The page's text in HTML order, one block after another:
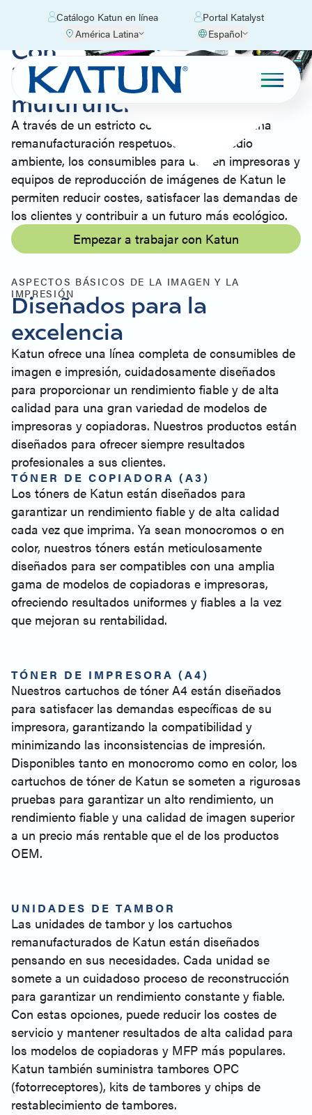
Catálogo Katun en línea
Portal Katalyst
América Latina
Español
Consumibles para
impresoras y equipos
multifunción
A través de un estricto control de calidad y una
remanufacturación respetuosa con el medio
ambiente, los consumibles para uso en impresoras y
equipos de reproducción de imágenes de Katun le
permiten reducir costes, satisfacer las demandas de
los clientes y contribuir a un futuro más ecológico.
Empezar a trabajar con Katun
ASPECTOS BÁSICOS DE LA IMAGEN Y LA
IMPRESIÓN
Diseñados para la
excelencia
Katun ofrece una línea completa de consumibles de
imagen e impresión, cuidadosamente diseñados
para proporcionar un rendimiento fiable y de alta
calidad para una gran variedad de modelos de
impresoras y copiadoras. Nuestros productos están
diseñados para ofrecer siempre resultados
profesionales a sus clientes.
TÓNER DE COPIADORA (A3)
Los tóners de Katun están diseñados para
garantizar un rendimiento fiable y de alta calidad
cada vez que imprima. Ya sean monocromos o en
color, nuestros tóners están meticulosamente
diseñados para ser compatibles con una amplia
gama de modelos de copiadoras e impresoras,
ofreciendo resultados uniformes y fiables a la vez
que mejoran su rentabilidad.
TÓNER DE IMPRESORA (A4)
Nuestros cartuchos de tóner A4 están diseñados
para satisfacer las demandas específicas de su
impresora, garantizando la compatibilidad y
minimizando las inconsistencias de impresión.
Disponibles tanto en monocromo como en color, los
cartuchos de tóner de Katun se someten a rigurosas
pruebas para garantizar un alto rendimiento, un
rendimiento fiable y una calidad de imagen superior
a un precio más rentable que el de los productos
OEM.
UNIDADES DE TAMBOR
Las unidades de tambor y los cartuchos
remanufacturados de Katun están diseñados
pensando en sus necesidades. Cada unidad se
somete a un cuidadoso proceso de reconstrucción
para garantizar un rendimiento constante y fiable.
Con estas opciones, puede reducir los costes de
servicio y mantener resultados de alta calidad para
los modelos de copiadoras y MFP más populares.
Katun también suministra tambores OPC
(fotorreceptores), kits de tambores y chips de
restablecimiento de tambores.